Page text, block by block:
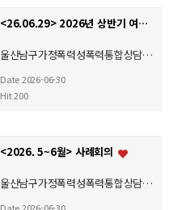
<26.06.29> 2026년 상반기 여성폭력 예방 및 홍보 캠페인
울산남구가정폭력성폭력통합상담…
Date 2026-06-30
Hit 200
<2026. 5~6월> 사례회의
울산남구가정폭력성폭력통합상담…